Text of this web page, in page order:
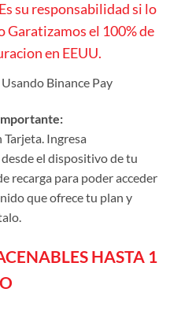
su responsabilidad si lo
Garatizamos el 100% de
en EEUU.
Binance Pay
Ingresa
desde el dispositivo de tu
recarga para poder acceder
que ofrece tu plan y
HASTA 1